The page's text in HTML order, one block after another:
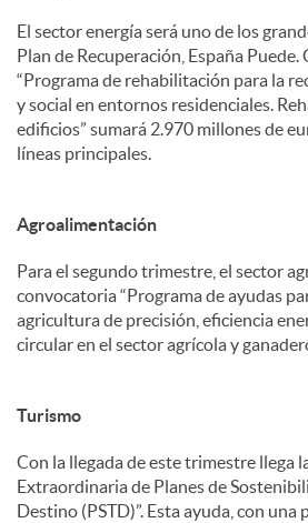
El sector energía será uno de los
Plan de Recuperación, España
“Programa de rehabilitación para la
y social en entornos residenciales.
edificios” sumará 2.970 millones de
líneas principales.
Agroalimentación
Para el segundo trimestre, el sector
convocatoria “Programa de ayudas
agricultura de precisión, eficiencia
circular en el sector agrícola y
Turismo
Con la llegada de este trimestre llega
Extraordinaria de Planes de
Destino (PSTD)”. Esta ayuda, con una